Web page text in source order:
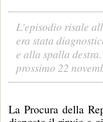
L'episodio risale
era stata
e alla spalla
prossimo 22
La Procura della